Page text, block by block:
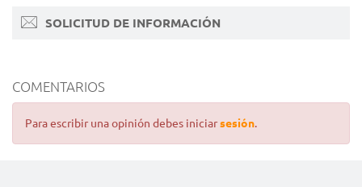
SOLICITUD DE INFORMACIÓN
COMENTARIOS
Para escribir una opinión debes iniciarsesión.